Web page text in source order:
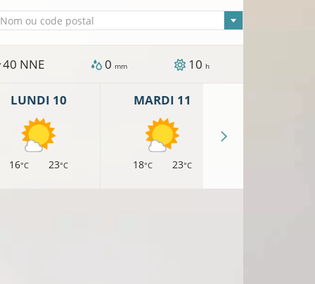
sélectionnée
Nom ou code postal
40 NNE 0 mm 10 h
LUNDI 10
16°C 23°C
MARDI 11
18°C 23°C